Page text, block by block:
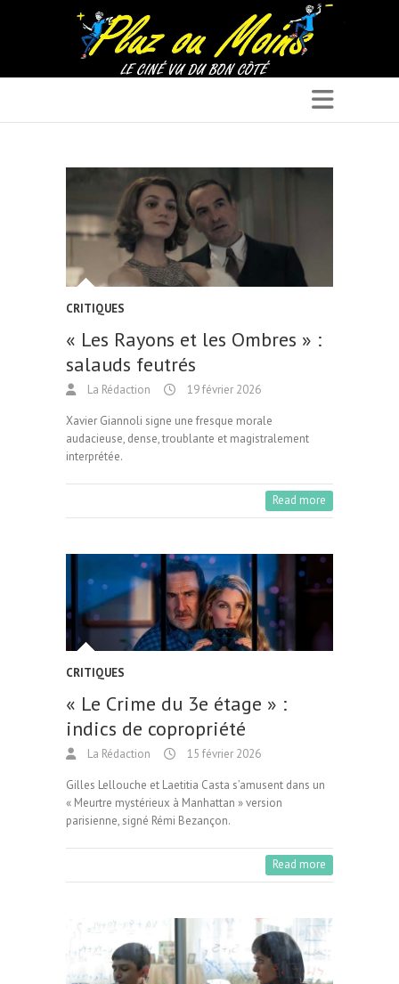
CRITIQUES
« Les Rayons et les Ombres » :
salauds feutrés
La Rédaction 19 février 2026
Xavier Giannoli signe une fresque morale
audacieuse, dense, troublante et magistralement
interprétée.
Read more
CRITIQUES
« Le Crime du 3e étage » :
indics de copropriété
La Rédaction 15 février 2026
Gilles Lellouche et Laetitia Casta s’amusent dans un
« Meurtre mystérieux à Manhattan » version
parisienne, signé Rémi Bezançon.
Read more